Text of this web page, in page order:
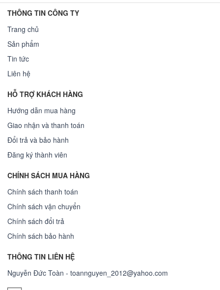
THÔNG TIN CÔNG TY
Trang chủ
Sản phẩm
Tin tức
Liên hệ
HỖ TRỢ KHÁCH HÀNG
Hướng dẫn mua hàng
Giao nhận và thanh toán
Đổi trả và bảo hành
Đăng ký thành viên
CHÍNH SÁCH MUA HÀNG
Chính sách thanh toán
Chính sách vận chuyển
Chính sách đổi trả
Chính sách bảo hành
THÔNG TIN LIÊN HỆ
Nguyễn Đức Toàn - toannguyen_2012@yahoo.com